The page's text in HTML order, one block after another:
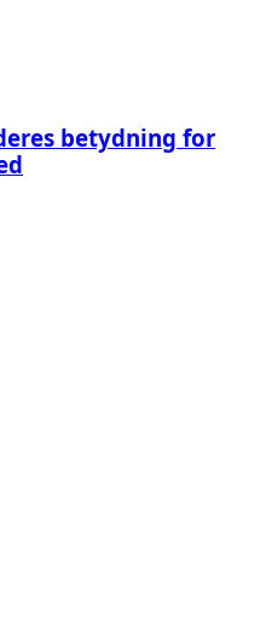
betydning for